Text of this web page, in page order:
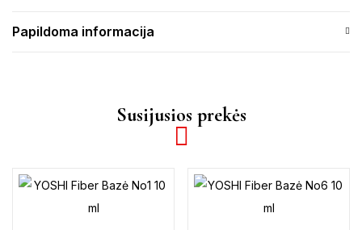
Papildoma informacija
Susijusios prekės